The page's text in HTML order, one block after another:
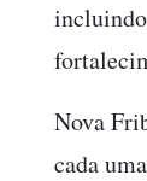
Nova
cada